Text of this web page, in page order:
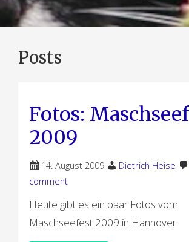
Posts
Fotos:
2009
14. August 2009 Dietrich Heise
comment
Heute gibt es ein paar Fotos vom
Maschseefest 2009 in Hannover